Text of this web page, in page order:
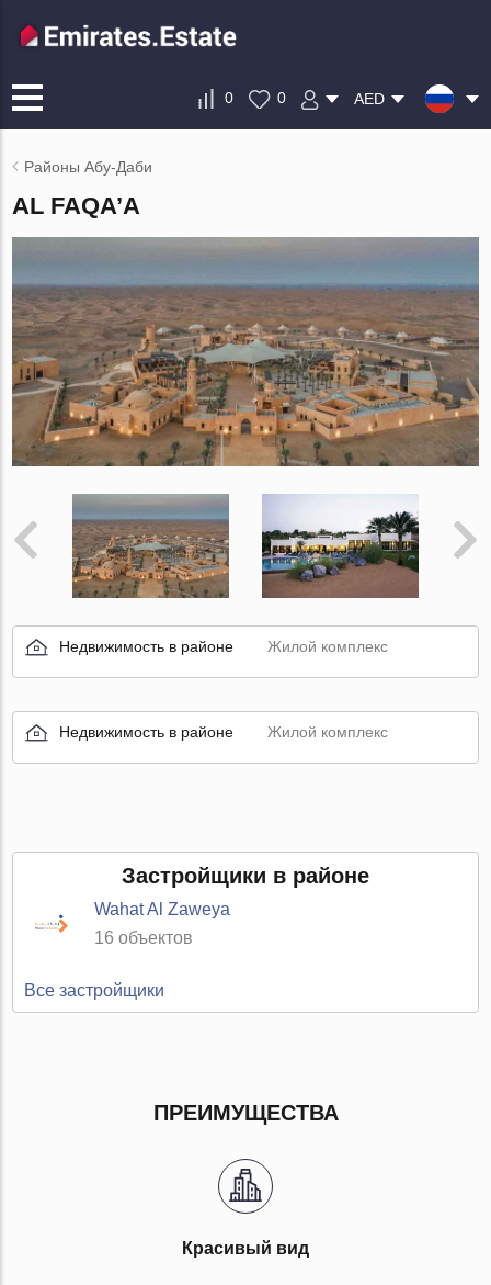
0 0 AED
Районы Абу-Даби
AL FAQA’A
Недвижимость в районе Жилой комплекс
Недвижимость в районе Жилой комплекс
Застройщики в районе
Wahat Al Zaweya
16 объектов
Все застройщики
ПРЕИМУЩЕСТВА
Красивый вид